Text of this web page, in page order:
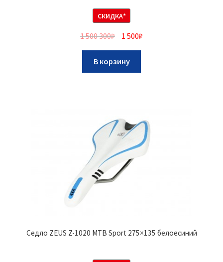
СКИДКА*
1 500 300₽ 1 500₽
В корзину
Седло ZEUS Z-1020 MTB Sport 275×135 белоесиний